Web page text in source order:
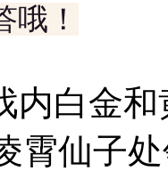
哦！
内白金
霄仙子